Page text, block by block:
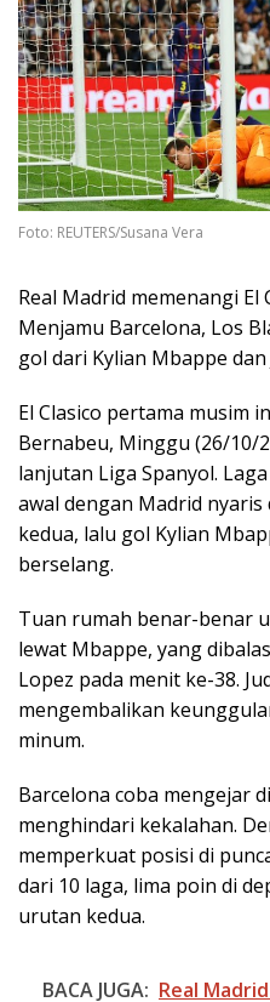
Foto: REUTERS/Susana Vera
Real Madrid memenangi El
Menjamu Barcelona, Los
gol dari Kylian Mbappe
El Clasico pertama musim
Bernabeu, Minggu (26/10/
lanjutan Liga Spanyol.
awal dengan Madrid
kedua, lalu gol Kylian
berselang.
Tuan rumah benar-benar
lewat Mbappe, yang
Lopez pada menit ke-38.
mengembalikan
minum.
Barcelona coba mengejar
menghindari kekalahan.
memperkuat posisi di
dari 10 laga, lima poin di
urutan kedua.
BACA JUGA: Real